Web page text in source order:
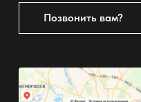
Позвонить вам?